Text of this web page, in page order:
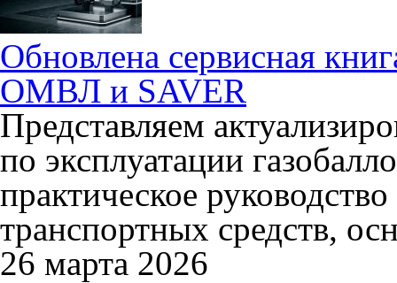
Обновлена сервисная
ОМВЛ и SAVER
Представляем
по эксплуатации
практическое
транспортных средств,
26 марта 2026